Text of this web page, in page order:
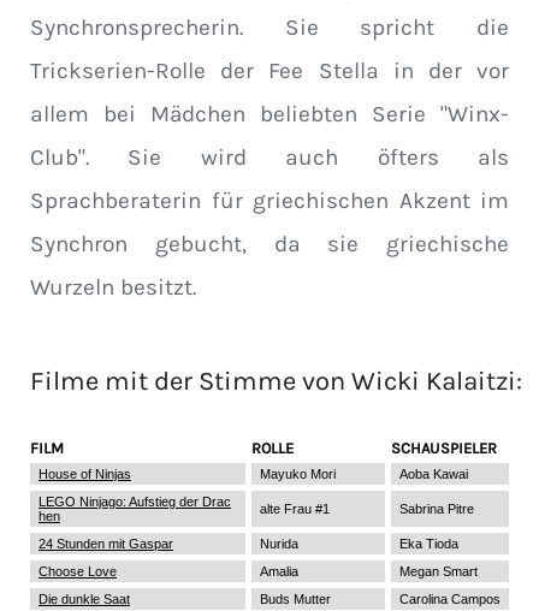
Synchronsprecherin. Sie spricht die
Trickserien-Rolle der Fee Stella in der vor
allem bei Mädchen beliebten Serie "Winx-
Club". Sie wird auch öfters als
Sprachberaterin für griechischen Akzent im
Synchron gebucht, da sie griechische
Wurzeln besitzt.
Filme mit der Stimme von Wicki Kalaitzi:
FILM ROLLE SCHAUSPIELER
House of Ninjas Mayuko Mori
Aoba Kawai
LEGO Ninjago: Aufstieg der Drac
hen
alte Frau #1 Sabrina Pitre
24 Stunden mit Gaspar Nurida
Eka Tioda
Choose Love
Amalia
Megan Smart
Die dunkle Saat
Buds Mutter
Carolina Campos